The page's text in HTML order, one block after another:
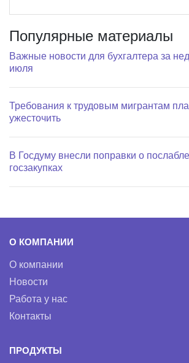
Популярные материалы
Важные новости для бухгалтера за
июля
Требования к трудовым мигрантам
ужесточить
В Госдуму внесли поправки о
госзакупках
О КОМПАНИИ
О компании
Новости
Работа у нас
Контакты
ПРОДУКТЫ